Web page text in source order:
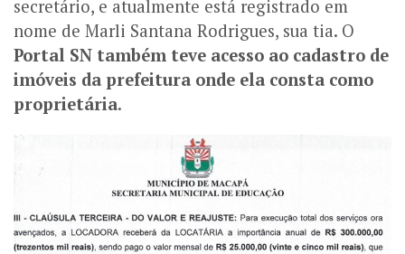
secretário, e atualmente está registrado em
nome de Marli Santana Rodrigues, sua tia. O
Portal SN também teve acesso ao cadastro de
imóveis da prefeitura onde ela consta como
proprietária.